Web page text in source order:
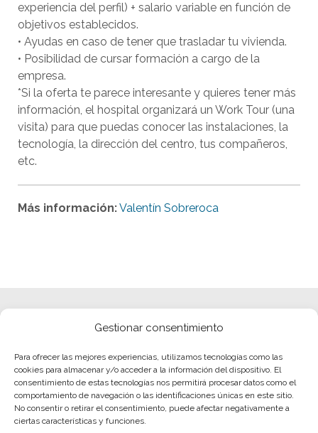
Gestionar consentimiento
Para ofrecer las mejores experiencias, utilizamos tecnologías como las
cookies para almacenar y/o acceder a la información del dispositivo. El
consentimiento de estas tecnologías nos permitirá procesar datos como el
comportamiento de navegación o las identificaciones únicas en este sitio.
No consentir o retirar el consentimiento, puede afectar negativamente a
ciertas características y funciones.
experiencia del perfil) + salario variable en función de
objetivos establecidos.
• Ayudas en caso de tener que trasladar tu vivienda.
• Posibilidad de cursar formación a cargo de la
empresa.
*Si la oferta te parece interesante y quieres tener más
información, el hospital organizará un Work Tour (una
visita) para que puedas conocer las instalaciones, la
tecnología, la dirección del centro, tus compañeros,
etc.
Más información:Valentín Sobreroca